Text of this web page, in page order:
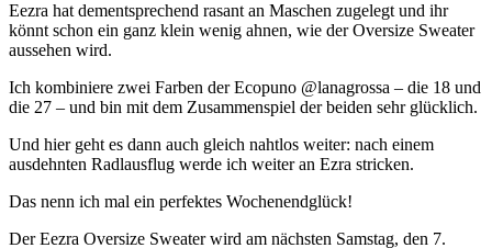
Eezra hat dementsprechend rasant an Maschen zugelegt und ihr
könnt schon ein ganz klein wenig ahnen, wie der Oversize Sweater
aussehen wird. ⁠
Ich kombiniere zwei Farben der Ecopuno @lanagrossa – die 18 und
die 27 – und bin mit dem Zusammenspiel der beiden sehr glücklich.⁠
Und hier geht es dann auch gleich nahtlos weiter: nach einem
ausdehnten Radlausflug werde ich weiter an Ezra stricken.⁠
Das nenn ich mal ein perfektes Wochenendglück!⁠
Der Eezra Oversize Sweater wird am nächsten Samstag, den 7.